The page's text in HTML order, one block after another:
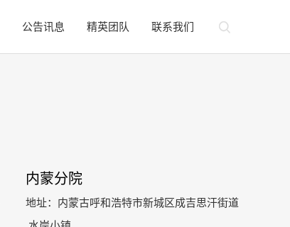
公告讯息 精英团队 联系我们
内蒙分院
地址：内蒙古呼和浩特市新城区成吉思汗街道